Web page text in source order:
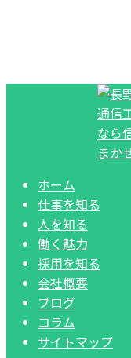
ホーム
仕事を知る
人を知る
働く魅力
採用を知る
会社概要
ブログ
コラム
サイトマップ